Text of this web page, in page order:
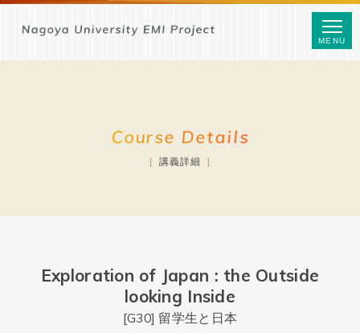
Course Details
講義詳細
Exploration of Japan : the Outside
looking Inside
[G30] 留学生と日本
MENU